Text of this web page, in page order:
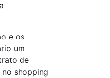
e os
um
de
shopping